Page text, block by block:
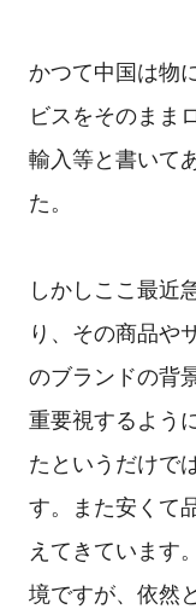
かつて中国は物
ビスをそのまま
輸入等と書いて
た。
しかしここ最近
り、その商品や
のブランドの背
重要視するよう
たというだけで
す。また安くて
えてきています
境ですが、依然